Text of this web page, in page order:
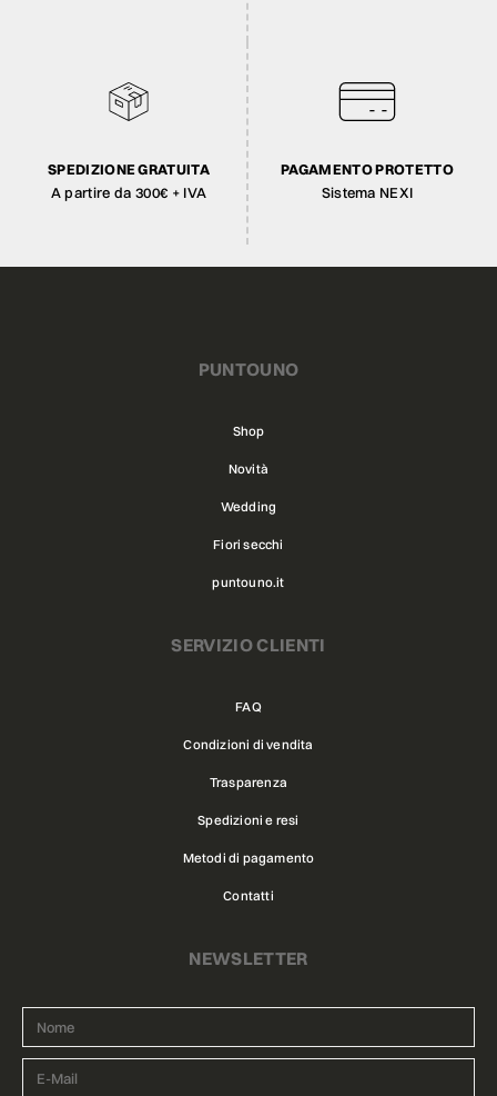
SPEDIZIONE GRATUITA
A partire da 300€ + IVA
PAGAMENTO PROTETTO
Sistema NEXI
PUNTOUNO
Shop
Novità
Wedding
Fiori secchi
puntouno.it
SERVIZIO CLIENTI
FAQ
Condizioni di vendita
Trasparenza
Spedizioni e resi
Metodi di pagamento
Contatti
NEWSLETTER